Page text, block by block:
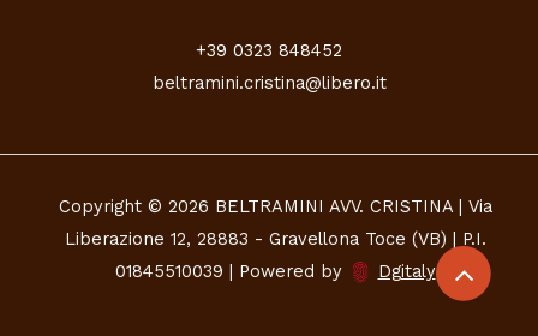
+39 0323 848452
beltramini.cristina@libero.it
Copyright © 2026 BELTRAMINI AVV. CRISTINA | Via
Liberazione 12, 28883 - Gravellona Toce (VB) | P.I.
01845510039 | Powered by
Dgitaly